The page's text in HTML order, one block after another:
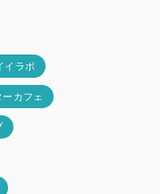
イラボ
カフェ